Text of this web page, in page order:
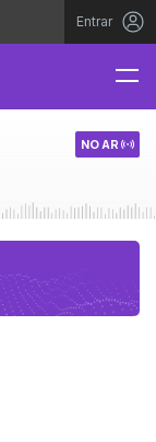
Entrar
NO AR